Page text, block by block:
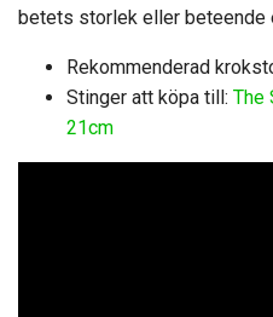
betets storlek eller beteende
Rekommenderad
Stinger att köpa till: The
21cm